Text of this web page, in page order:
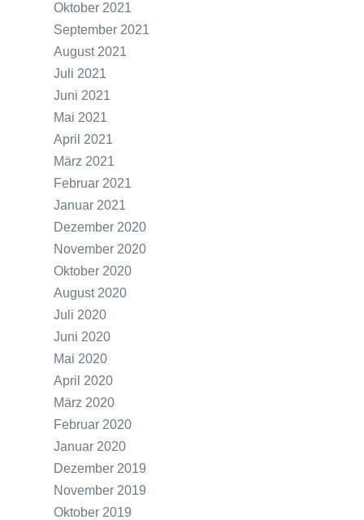
Oktober 2021
September 2021
August 2021
Juli 2021
Juni 2021
Mai 2021
April 2021
März 2021
Februar 2021
Januar 2021
Dezember 2020
November 2020
Oktober 2020
August 2020
Juli 2020
Juni 2020
Mai 2020
April 2020
März 2020
Februar 2020
Januar 2020
Dezember 2019
November 2019
Oktober 2019